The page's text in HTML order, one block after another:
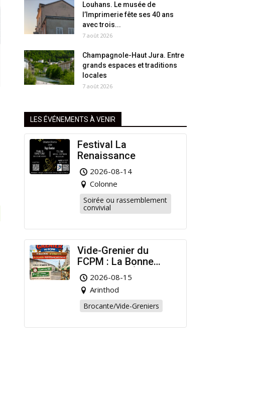
Louhans. Le musée de
l’Imprimerie fête ses 40 ans
avec trois...
7 août 2026
Champagnole-Haut Jura. Entre
grands espaces et traditions
locales
7 août 2026
LES ÉVÉNEMENTS À VENIR
Festival La
Renaissance
2026-08-14
Colonne
Soirée ou rassemblement
convivial
Vide-Grenier du
FCPM : La Bonne
Affaire de l’Été à
Arinthod !
2026-08-15
Arinthod
Brocante/Vide-Greniers